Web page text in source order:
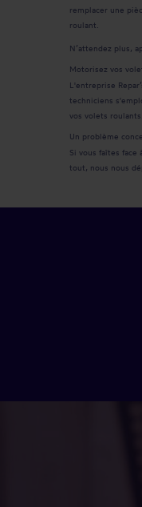
remplacer une
roulant.
N’attendez plus,
Motorisez vos
L'entreprise
techniciens
vos volets roulants.
Un problème
Si vous faîtes
tout, nous nous